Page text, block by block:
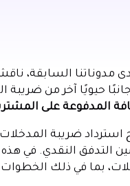
مدوناتنا السابقة،
جانبًا حيويًا آخر من ضريبة
المدفوعة على
ضريبة
التدفق النقدي. في
بما في ذلك